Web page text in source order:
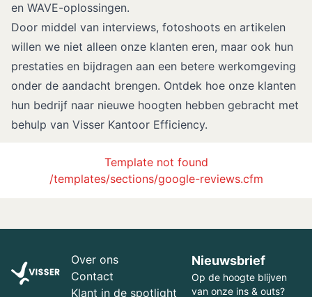
en WAVE-oplossingen.
Door middel van interviews, fotoshoots en artikelen
willen we niet alleen onze klanten eren, maar ook hun
prestaties en bijdragen aan een betere werkomgeving
onder de aandacht brengen. Ontdek hoe onze klanten
hun bedrijf naar nieuwe hoogten hebben gebracht met
behulp van Visser Kantoor Efficiency.
Template not found
/templates/sections/google-reviews.cfm
Over ons
Contact
Klant in de spotlight
Nieuwsbrief
Op de hoogte blijven
van onze ins & outs?